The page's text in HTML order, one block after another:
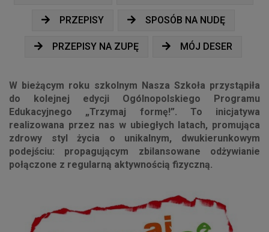
PRZEPISY SPOSÓB NA NUDĘ
PRZEPISY NA ZUPĘ MÓJ DESER
W bieżącym roku szkolnym Nasza Szkoła przystąpiła
do kolejnej edycji Ogólnopolskiego Programu
Edukacyjnego „Trzymaj formę!”. To inicjatywa
realizowana przez nas w ubiegłych latach, promująca
zdrowy styl życia o unikalnym, dwukierunkowym
podejściu: propagującym zbilansowane odżywianie
połączone z regularną aktywnością fizyczną.